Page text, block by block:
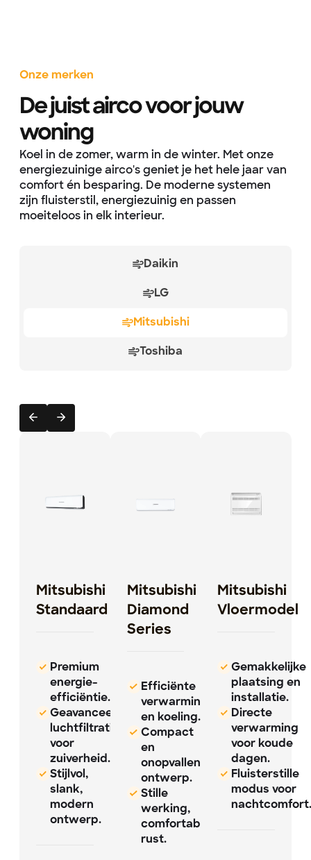
Onze merken
De juist airco voor jouw
woning
Koel in de zomer, warm in de winter. Met onze
energiezuinige airco's geniet je het hele jaar van
comfort én besparing. De moderne systemen
zijn fluisterstil, energiezuinig en passen
moeiteloos in elk interieur.
Daikin
LG
Mitsubishi
Toshiba
Mitsubishi
Standaard
Premium
energie-
efficiëntie.
Geavanceerde
luchtfiltratie
voor
zuiverheid.
Stijlvol,
slank,
modern
ontwerp.
Mitsubishi
Diamond
Series
Efficiënte
verwarming
en koeling.
Compact
en
onopvallend
ontwerp.
Stille
werking,
comfortabele
rust.
Mitsubishi
Vloermodel
Gemakkelijke
plaatsing en
installatie.
Directe
verwarming
voor koude
dagen.
Fluisterstille
modus voor